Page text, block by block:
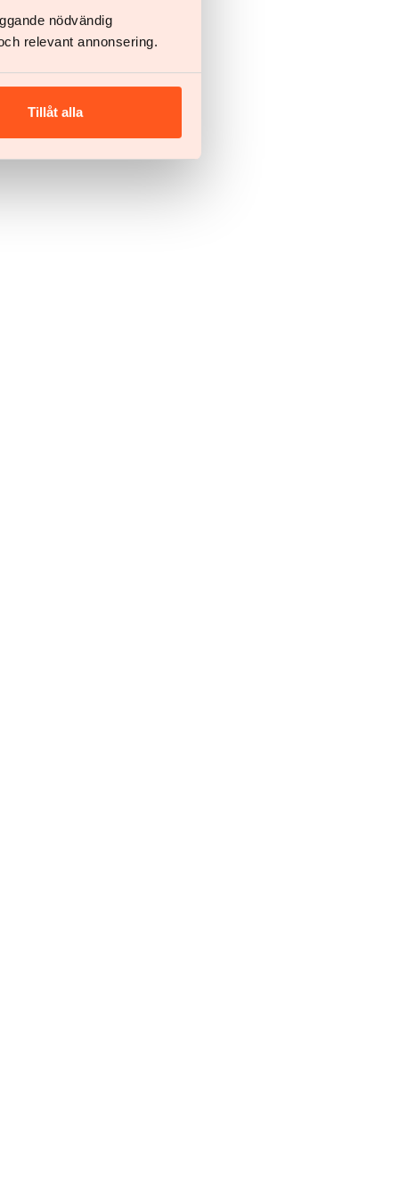
nödvändig
relevant annonsering.
Tillåt alla